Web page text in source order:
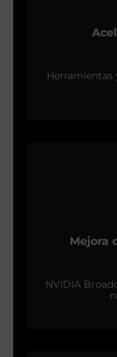
Herramientas
Mejora
NVIDIA